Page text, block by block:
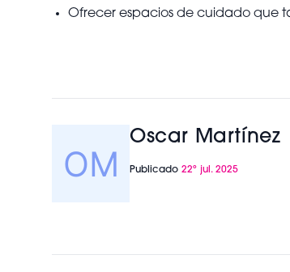
Ofrecer espacios de cuidado que
Oscar Martínez
Publicado 22º jul. 2025